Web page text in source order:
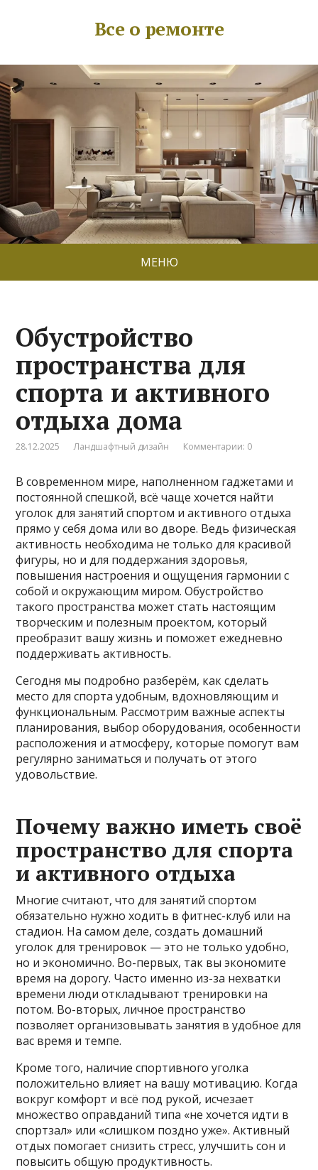
Все о ремонте
МЕНЮ
Обустройство
пространства для
спорта и активного
отдыха дома
28.12.2025 Ландшафтный дизайн Комментарии: 0
В современном мире, наполненном гаджетами и
постоянной спешкой, всё чаще хочется найти
уголок для занятий спортом и активного отдыха
прямо у себя дома или во дворе. Ведь физическая
активность необходима не только для красивой
фигуры, но и для поддержания здоровья,
повышения настроения и ощущения гармонии с
собой и окружающим миром. Обустройство
такого пространства может стать настоящим
творческим и полезным проектом, который
преобразит вашу жизнь и поможет ежедневно
поддерживать активность.
Сегодня мы подробно разберём, как сделать
место для спорта удобным, вдохновляющим и
функциональным. Рассмотрим важные аспекты
планирования, выбор оборудования, особенности
расположения и атмосферу, которые помогут вам
регулярно заниматься и получать от этого
удовольствие.
Почему важно иметь своё
пространство для спорта
и активного отдыха
Многие считают, что для занятий спортом
обязательно нужно ходить в фитнес-клуб или на
стадион. На самом деле, создать домашний
уголок для тренировок — это не только удобно,
но и экономично. Во-первых, так вы экономите
время на дорогу. Часто именно из-за нехватки
времени люди откладывают тренировки на
потом. Во-вторых, личное пространство
позволяет организовывать занятия в удобное для
вас время и темпе.
Кроме того, наличие спортивного уголка
положительно влияет на вашу мотивацию. Когда
вокруг комфорт и всё под рукой, исчезает
множество оправданий типа «не хочется идти в
спортзал» или «слишком поздно уже». Активный
отдых помогает снизить стресс, улучшить сон и
повысить общую продуктивность.